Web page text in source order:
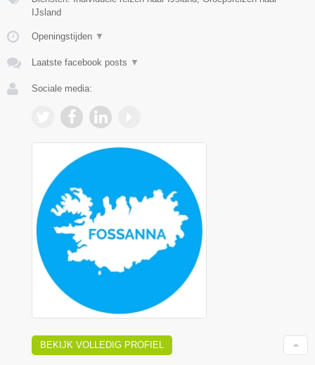
IJsland
Openingstijden ▼
Laatste facebook posts ▼
Sociale media:
BEKIJK VOLLEDIG PROFIEL